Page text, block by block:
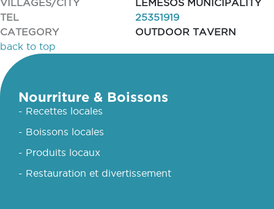
LEMESOS MUNICIPALITY
TEL
25351919
CATEGORY
OUTDOOR TAVERN
back to top
Nourriture & Boissons
- Recettes locales
- Boissons locales
- Produits locaux
- Restauration et divertissement